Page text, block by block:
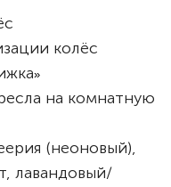
колёс
»
на комнатную
(неоновый),
лавандовый/